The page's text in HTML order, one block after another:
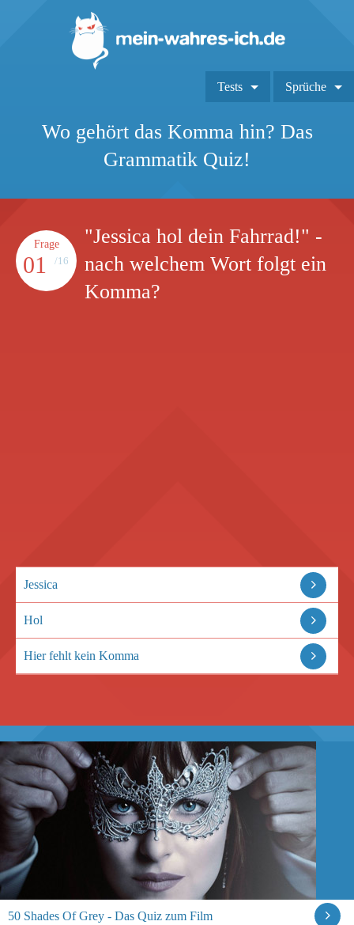
Tests Sprüche
Wo gehört das Komma hin? Das
Grammatik Quiz!
Frage
01 /16
"Jessica hol dein Fahrrad!" -
nach welchem Wort folgt ein
Komma?
Jessica
Hol
Hier fehlt kein Komma
50 Shades Of Grey - Das Quiz zum Film